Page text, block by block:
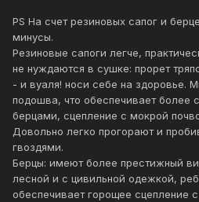
PS На счет резиновых сапог и
минусы.
Резиновые сапоги легче,
не нуждаются в сушке: прорет
- и вуаля! носи себе на здоровье.
подошва, что обеспечивает более
берцами, сцепление с мокрой
Довольно легко прогорают и
гвоздями.
Берцы: имеют более престижный
лесной и с цивильной одежкой,
обеспечивает горощее сцепление